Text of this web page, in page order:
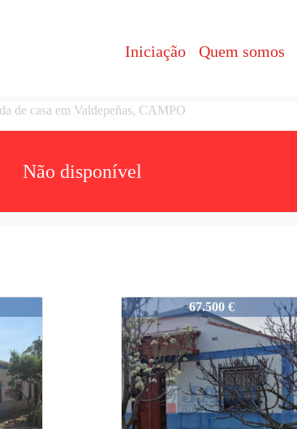
Iniciação Quem somos
de casa em Valdepeñas, CAMPO
Não disponível
07658 67.500 €